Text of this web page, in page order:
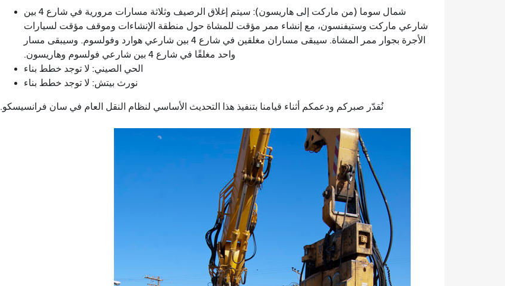
شمال سوما (من ماركت إلى هاريسون): سيتم إغلاق الرصيف وثلاثة مسارات مرورية في شارع 4 بين
شارعي ماركت وستيفنسون، مع إنشاء ممر مؤقت للمشاة حول منطقة الإنشاءات وموقف مؤقت لسيارات
الأجرة بجوار ممر المشاة. سيبقى مساران مغلقين في شارع 4 بين شارعي هوارد وفولسوم. وسيبقى مسار
واحد مغلقًا في شارع 4 بين شارعي فولسوم وهاريسون.
الحي الصيني: لا توجد خطط بناء
نورث بيتش: لا توجد خطط بناء
نُقدّر صبركم ودعمكم أثناء قيامنا بتنفيذ هذا التحديث الأساسي لنظام النقل العام في سان فرانسيسكو.